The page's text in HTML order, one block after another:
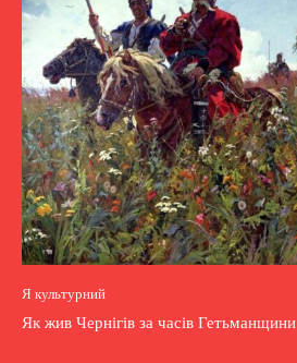
Я культурний
Як жив Чернігів за часів Гетьманщини